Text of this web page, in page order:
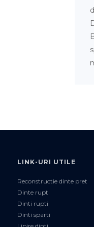
LINK-URI UTILE
Reconstructie dinte pret
Dinte rupt
Dinti rupti
Dinti sparti